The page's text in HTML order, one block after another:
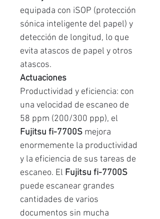
equipada con iSOP (protección
sónica inteligente del papel) y
detección de longitud, lo que
evita atascos de papel y otros
atascos.
Actuaciones
Productividad y eficiencia: con
una velocidad de escaneo de
58 ppm (200/300 ppp), el
Fujitsu fi-7700S mejora
enormemente la productividad
y la eficiencia de sus tareas de
escaneo. El Fujitsu fi-7700S
puede escanear grandes
cantidades de varios
documentos sin mucha